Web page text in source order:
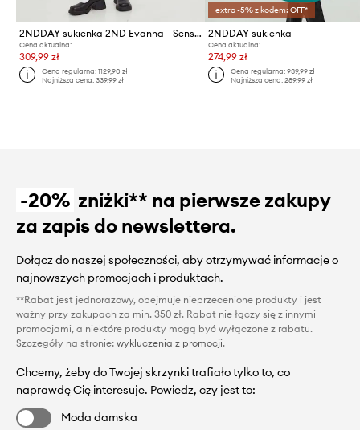
2NDDAY sukienka 2ND Evanna - Sensual Glam
Cena aktualna:
309,99 zł
Cena regularna:1129,90 zł
Najniższa cena:339,99 zł
extra -5% z kodem: OFF*
2NDDAY sukienka
Cena aktualna:
274,99 zł
Cena regularna: 939,99 zł
Najniższa cena: 289,99 zł
-20% zniżki** na pierwsze zakupy
za zapis do newslettera.
Dołącz do naszej społeczności, aby otrzymywać informacje o
najnowszych promocjach i produktach.
**Rabat jest jednorazowy, obejmuje nieprzecenione produkty i jest
ważny przy zakupach za min. 350 zł. Rabat nie łączy się z innymi
promocjami, a niektóre produkty mogą być wyłączone z rabatu.
Szczegóły na stronie: wykluczenia z promocji.
Chcemy, żeby do Twojej skrzynki trafiało tylko to, co
naprawdę Cię interesuje. Powiedz, czy jest to:
Moda damska